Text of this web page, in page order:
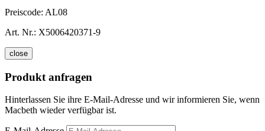
Preiscode: AL08
Art. Nr.: X5006420371-9
close
Produkt anfragen
Hinterlassen Sie ihre E-Mail-Adresse und wir informieren Sie, wenn
Macbeth wieder verfügbar ist.